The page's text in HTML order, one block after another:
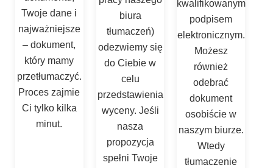
Twoje dane i
najważniejsze
– dokument,
który mamy
przetłumaczyć.
Proces zajmie
Ci tylko kilka
minut.
biura
tłumaczeń)
odezwiemy się
do Ciebie w
celu
przedstawienia
wyceny. Jeśli
nasza
propozycja
spełni Twoje
kwalifikowanym
podpisem
elektronicznym.
Możesz
również
odebrać
dokument
osobiście w
naszym biurze.
Wtedy
tłumaczenie